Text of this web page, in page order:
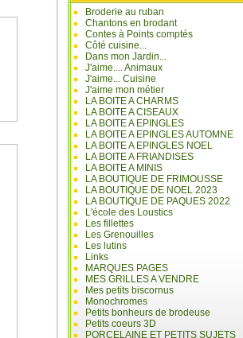
Broderie au ruban
Chantons en brodant
Contes à Points comptés
Côté cuisine...
Dans mon Jardin...
J'aime.... Animaux
J'aime... Cuisine
J'aime mon métier
LA BOITE A CHARMS
LA BOITE A CISEAUX
LA BOITE A EPINGLES
LA BOITE A EPINGLES AUTOMNE
LA BOITE A EPINGLES NOEL
LA BOITE A FRIANDISES
LA BOITE A MINIS
LA BOUTIQUE DE FRIMOUSSE
LA BOUTIQUE DE NOEL 2023
LA BOUTIQUE DE PAQUES 2022
L'école des Loustics
Les fillettes
Les Grenouilles
Les lutins
Links
MARQUES PAGES
MES GRILLES A VENDRE
Mes petits biscornus
Monochromes
Petits bonheurs de brodeuse
Petits coeurs 3D
PORCELAINE ET PETITS SUJETS